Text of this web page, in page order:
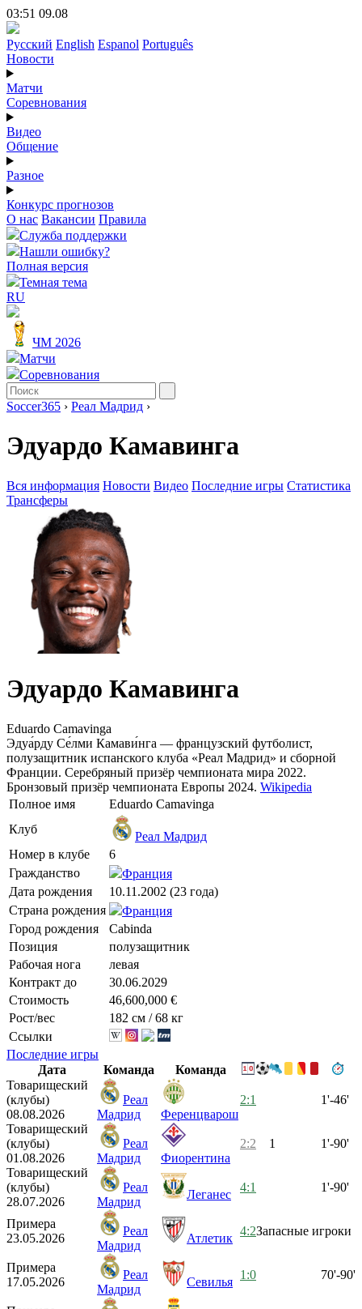
03:51 09.08
Русский English Espanol Português
Новости
Матчи
Соревнования
Видео
Общение
Разное
Конкурс прогнозов
О нас Вакансии Правила
Служба поддержки
Нашли ошибку?
Полная версия
Темная тема
RU
ЧМ 2026
Матчи
Соревнования
Soccer365 › Реал Мадрид ›
Эдуардо Камавинга
Вся информация Новости Видео Последние игры Статистика
Трансферы
Эдуардо Камавинга
Eduardo Camavinga
Эдуа́рду Се́лми Камави́нга — французский футболист,
полузащитник испанского клуба «Реал Мадрид» и сборной
Франции. Серебряный призёр чемпионата мира 2022.
Бронзовый призёр чемпионата Европы 2024. Wikipedia
Полное имя
Eduardo Camavinga
Клуб
Реал Мадрид
Номер в клубе
6
Гражданство
Франция
Дата рождения
10.11.2002 (23 года)
Страна рождения
Франция
Город рождения
Cabinda
Позиция
полузащитник
Рабочая нога
левая
Контракт до
30.06.2029
Стоимость
46,600,000 €
Рост/вес
182 см / 68 кг
Ссылки
Последние игры
Дата
Команда
Команда
Товарищеский
(клубы)
08.08.2026
Реал
Мадрид
Ференцварош
2:1 1'-46'
Товарищеский
(клубы)
01.08.2026
Реал
Мадрид
Фиорентина
2:2 1 1'-90'
Товарищеский
(клубы)
28.07.2026
Реал
Мадрид
Леганес
4:1 1'-90'
Примера
23.05.2026
Реал
Мадрид
Атлетик
4:2Запасные игроки
Примера
17.05.2026
Реал
Мадрид
Севилья
1:0 70'-90'